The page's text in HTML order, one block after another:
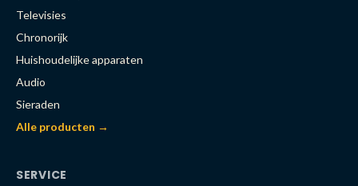
Televisies
Chronorijk
Huishoudelijke apparaten
Audio
Sieraden
Alle producten →
SERVICE